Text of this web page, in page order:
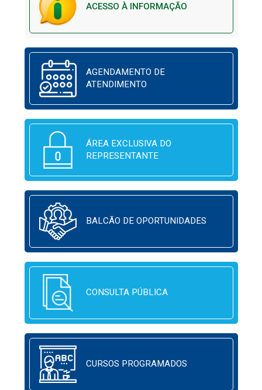
ACESSO À INFORMAÇÃO
AGENDAMENTO DE
ATENDIMENTO
ÁREA EXCLUSIVA DO
REPRESENTANTE
BALCÃO DE OPORTUNIDADES
CONSULTA PÚBLICA
CURSOS PROGRAMADOS